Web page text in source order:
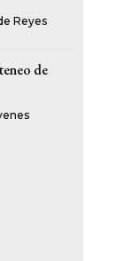
Reyes
de